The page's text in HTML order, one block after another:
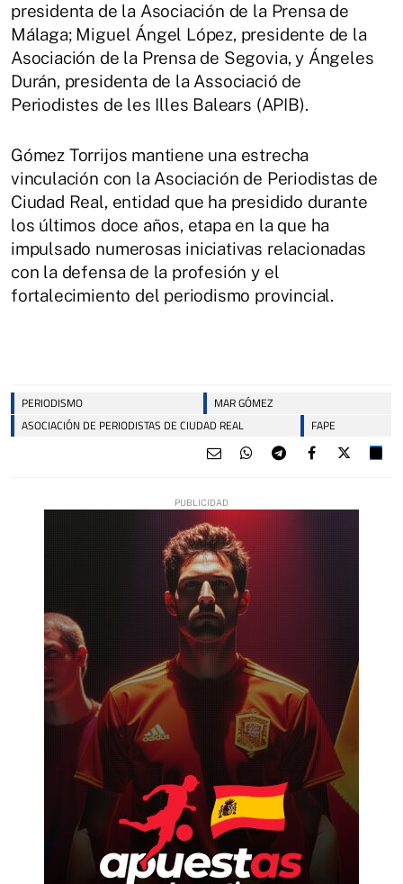
presidenta de la Asociación de la Prensa de
Málaga; Miguel Ángel López, presidente de la
Asociación de la Prensa de Segovia, y Ángeles
Durán, presidenta de la Associació de
Periodistes de les Illes Balears (APIB).
Gómez Torrijos mantiene una estrecha
vinculación con la Asociación de Periodistas de
Ciudad Real, entidad que ha presidido durante
los últimos doce años, etapa en la que ha
impulsado numerosas iniciativas relacionadas
con la defensa de la profesión y el
fortalecimiento del periodismo provincial.
PERIODISMO
MAR GÓMEZ
ASOCIACIÓN DE PERIODISTAS DE CIUDAD REAL
FAPE